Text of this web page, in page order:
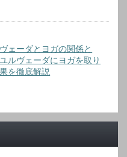
ェーダとヨガの関係と
ルヴェーダにヨガを取り
を徹底解説